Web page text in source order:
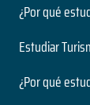
¿Por qué
Estudiar
¿Por qué